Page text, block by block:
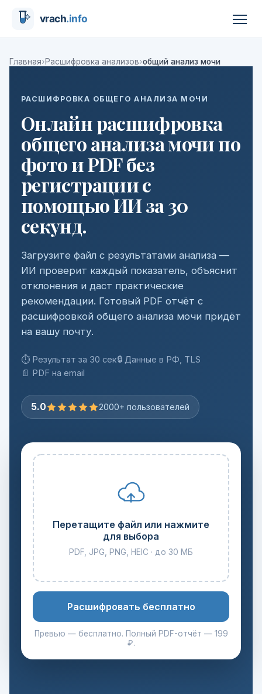
Главная›Расшифровка анализов›общий анализ мочи
РАСШИФРОВКА ОБЩЕГО АНАЛИЗА МОЧИ
Онлайн расшифровка
общего анализа мочи по
фото и PDF без
регистрации с
помощью ИИ за 30
секунд.
Загрузите файл с результатами анализа —
ИИ проверит каждый показатель, объяснит
отклонения и даст практические
рекомендации. Готовый PDF отчёт с
расшифровкой общего анализа мочи придёт
на вашу почту.
⏱ Результат за 30 сек🔒 Данные в РФ, TLS
📄 PDF на email
5.0 2000+ пользователей
Перетащите файл или нажмите
для выбора
PDF, JPG, PNG, HEIC · до 30 МБ
Расшифровать бесплатно
Превью — бесплатно. Полный PDF-отчёт — 199
₽.